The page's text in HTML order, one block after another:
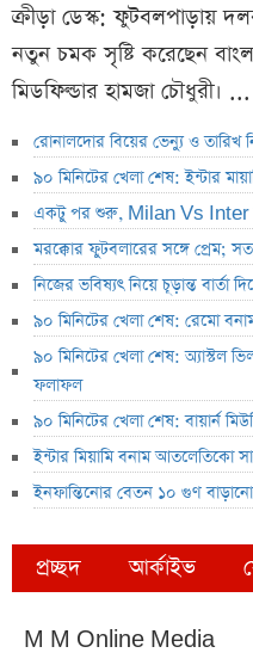
ক্রীড়া ডেস্ক: ফুটবলপাড়ায়
নতুন চমক সৃষ্টি করেছেন
মিডফিল্ডার হামজা চৌধুরী। ...
রোনালদোর বিয়ের ভেন্যু ও তারিখ
৯০ মিনিটের খেলা শেষ: ইন্টার
একটু পর শুরু, Milan Vs Inter
মরক্কোর ফুটবলারের সঙ্গে প্রেম;
নিজের ভবিষ্যৎ নিয়ে চূড়ান্ত বার্তা
৯০ মিনিটের খেলা শেষ: রেমো
৯০ মিনিটের খেলা শেষ: অ্যাস্টল
ফলাফল
৯০ মিনিটের খেলা শেষ: বায়ার্ন
ইন্টার মিয়ামি বনাম আতলেতিকো
ইনফান্তিনোর বেতন ১০ গুণ
প্রচ্ছদ আর্কাইভ
M M Online Media